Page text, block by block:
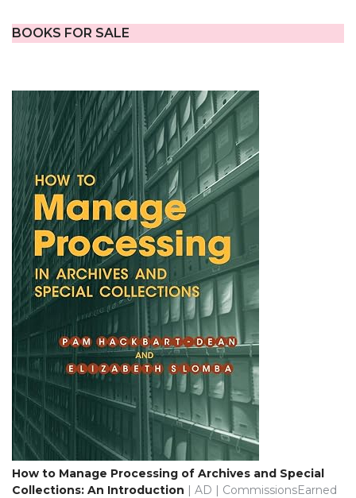
BOOKS FOR SALE
How to Manage Processing of Archives and Special
Collections: An Introduction | AD | CommissionsEarned